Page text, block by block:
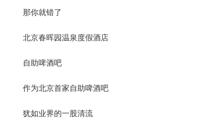
那你就错了
北京春晖园温泉度假酒店
自助啤酒吧
作为北京首家自助啤酒吧
犹如业界的一股清流